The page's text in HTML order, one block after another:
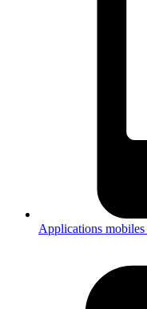
Applications mobiles